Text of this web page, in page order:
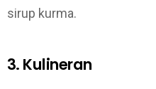
sirup kurma.
3. Kulineran